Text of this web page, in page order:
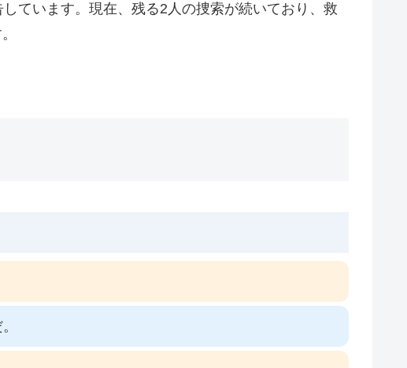
ています。現在、残る2人の捜索が続いており、救